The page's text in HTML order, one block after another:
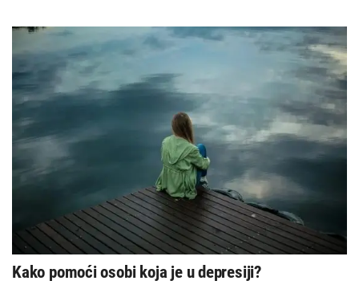
Kako pomoći osobi koja je u depresiji?